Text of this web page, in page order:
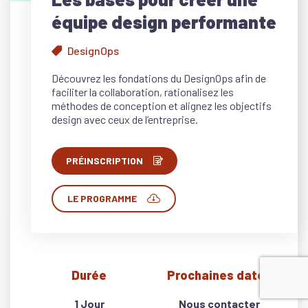
équipe design performante
DesignOps
Découvrez les fondations du DesignOps afin de
faciliter la collaboration, rationalisez les
méthodes de conception et alignez les objectifs
design avec ceux de l’entreprise.
PRÉINSCRIPTION
LE PROGRAMME
Durée
1 Jour
Prochaines dates
Nous contacter